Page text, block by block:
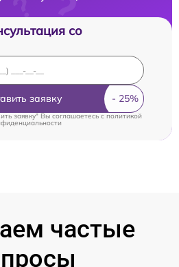
со
заявку
заявку" Вы соглашаетесь cполитикой
частые